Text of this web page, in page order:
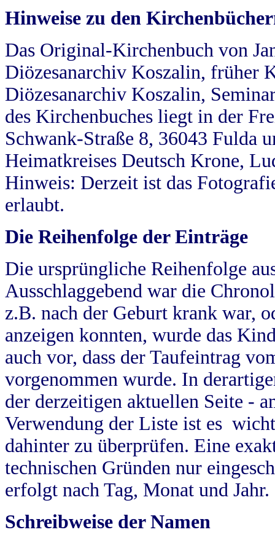
Hinweise zu den
Das Original-Kirchenbuch von
Diözesanarchiv Koszalin, früher
Diözesanarchiv Koszalin,
des Kirchenbuches liegt in der
Schwank-Straße 8, 36043 Fulda
Heimatkreises Deutsch Krone,
Hinweis: Derzeit ist das
erlaubt.
Die Reihenfolge der Einträge
Die ursprüngliche Reihenfolge
Ausschlaggebend war die
z.B. nach der Geburt krank war,
anzeigen konnten, wurde das
auch vor, dass der Taufeintrag
vorgenommen wurde. In
der derzeitigen aktuellen Seite -
Verwendung der Liste ist es
dahinter zu überprüfen. Eine
technischen Gründen nur
erfolgt nach Tag, Monat und Jahr.
Schreibweise der Namen